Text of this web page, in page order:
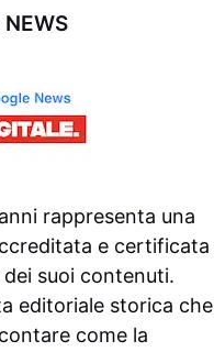
NEWS
rappresenta una
e certificata
suoi contenuti.
editoriale storica che
come la